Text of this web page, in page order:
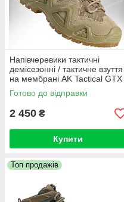
Напівчеревики тактичні
демісезонні / тактичне взуття
на мембрані AK Tactical GTX
Mid (coyote)
Готово до відправки
2 450 ₴
Купити
Топ продажів